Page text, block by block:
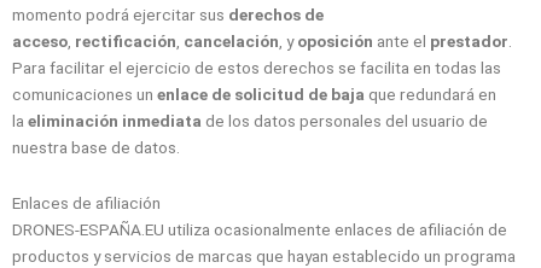
momento podrá ejercitar sus derechos de
acceso, rectificación, cancelación, yoposición ante el prestador.
Para facilitar el ejercicio de estos derechos se facilita en todas las
comunicaciones un enlace de solicitud de baja que redundará en
la eliminación inmediata de los datos personales del usuario de
nuestra base de datos.
Enlaces de afiliación
DRONES-ESPAÑA.EU utiliza ocasionalmente enlaces de afiliación de
productos y servicios de marcas que hayan establecido un programa